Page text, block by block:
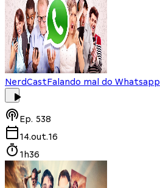
NerdCastFalando mal do Whatsapp
Ep. 538
14.out.16
1h36